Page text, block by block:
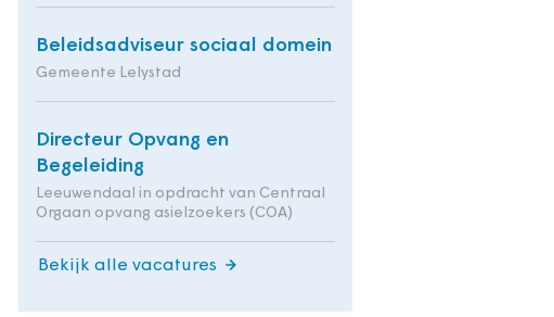
Beleidsadviseur sociaal domein
Gemeente Lelystad
Directeur Opvang en
Begeleiding
Leeuwendaal in opdracht van Centraal
Orgaan opvang asielzoekers (COA)
Bekijk alle vacatures